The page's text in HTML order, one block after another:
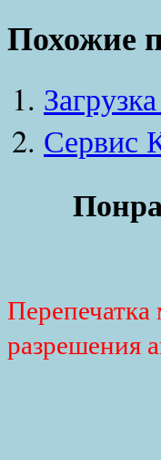
Похожие
Сервис
Перепечатка
разрешения